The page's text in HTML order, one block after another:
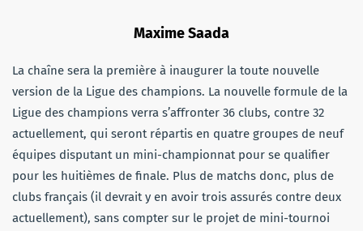
Maxime Saada
La chaîne sera la première à inaugurer la toute nouvelle
version de la Ligue des champions. La nouvelle formule de la
Ligue des champions verra s’affronter 36 clubs, contre 32
actuellement, qui seront répartis en quatre groupes de neuf
équipes disputant un mini-championnat pour se qualifier
pour les huitièmes de finale. Plus de matchs donc, plus de
clubs français (il devrait y en avoir trois assurés contre deux
actuellement), sans compter sur le projet de mini-tournoi